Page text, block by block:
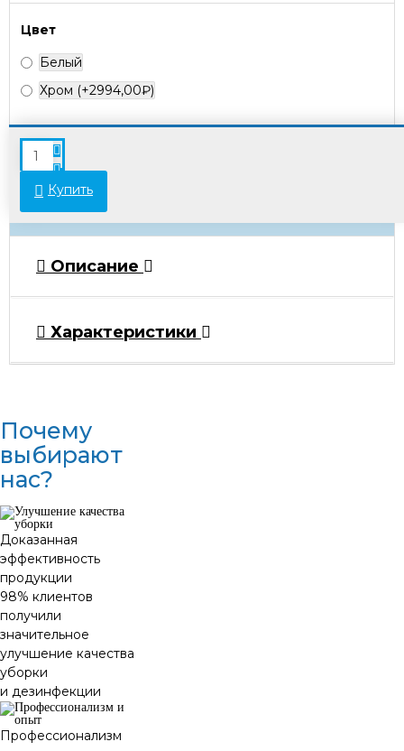
Цвет
Белый
Хром (+2994,00₽)
Купить
В связи с переоценкой товара стоимость
некоторых позиций может отличаться от
указанной на сайте. Просьба уточнять актуальные
Описание
Характеристики
Почему
выбирают
нас?
Доказанная
эффективность
продукции
98% клиентов
получили
значительное
улучшение качества
уборки
и дезинфекции
Профессионализм